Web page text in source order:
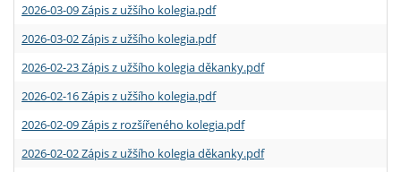
2026-03-09 Zápis z užšího kolegia.pdf
2026-03-02 Zápis z užšího kolegia.pdf
2026-02-23 Zápis z užšího kolegia děkanky.pdf
2026-02-16 Zápis z užšího kolegia.pdf
2026-02-09 Zápis z rozšířeného kolegia.pdf
2026-02-02 Zápis z užšího kolegia děkanky.pdf